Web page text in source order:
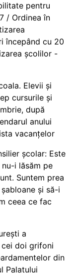
pentru
/ Ordinea în
începând cu 20
școlilor -
Elevii și
cursurile și
după
anului
vacanțelor
școlar: Este
i lăsăm pe
Suntem prea
și să-i
ceea ce fac
a
doi grifoni
din
Palatului